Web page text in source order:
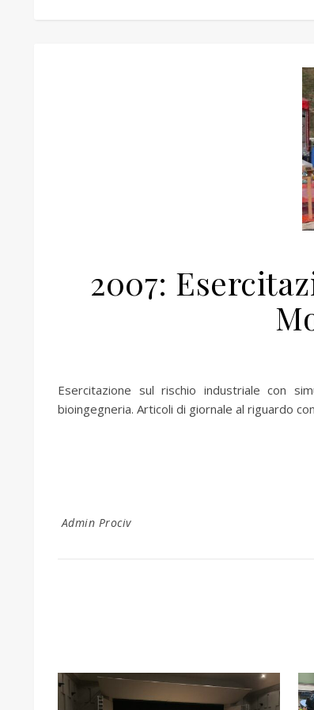
2007:
Esercitazione sul rischio industriale con
bioingegneria. Articoli di giornale al riguardo
Admin Prociv